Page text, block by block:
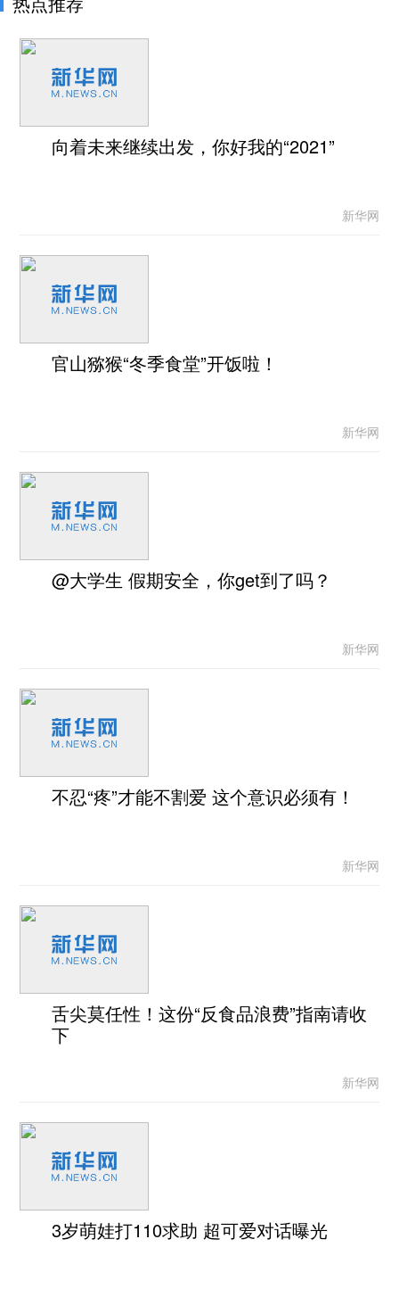
向着未来继续出发，你好我的“2021”
新华网
官山猕猴“冬季食堂”开饭啦！
新华网
@大学生 假期安全，你get到了吗？
新华网
不忍“疼”才能不割爱 这个意识必须有！
新华网
舌尖莫任性！这份“反食品浪费”指南请收
下
新华网
3岁萌娃打110求助 超可爱对话曝光